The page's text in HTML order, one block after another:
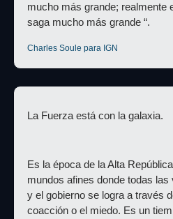
mucho más grande; realmente
saga mucho más grande “.
Charles Soule para IGN
La Fuerza está con la galaxia.
Es la época de la Alta
mundos afines donde todas
y el gobierno se logra a través
coacción o el miedo. Es un